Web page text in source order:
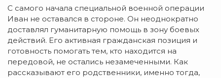
С самого начала специальной военной операции
Иван не оставался в стороне. Он неоднократно
доставлял гуманитарную помощь в зону боевых
действий. Его активная гражданская позиция и
готовность помогать тем, кто находится на
передовой, не остались незамеченными. Как
рассказывают его родственники, именно тогда,